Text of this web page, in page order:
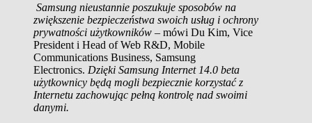
Samsung nieustannie poszukuje sposobów na
zwiększenie bezpieczeństwa swoich usług i ochrony
prywatności użytkowników – mówi Du Kim, Vice
President i Head of Web R&D, Mobile
Communications Business, Samsung
Electronics. Dzięki Samsung Internet 14.0 beta
użytkownicy będą mogli bezpiecznie korzystać z
Internetu zachowując pełną kontrolę nad swoimi
danymi.